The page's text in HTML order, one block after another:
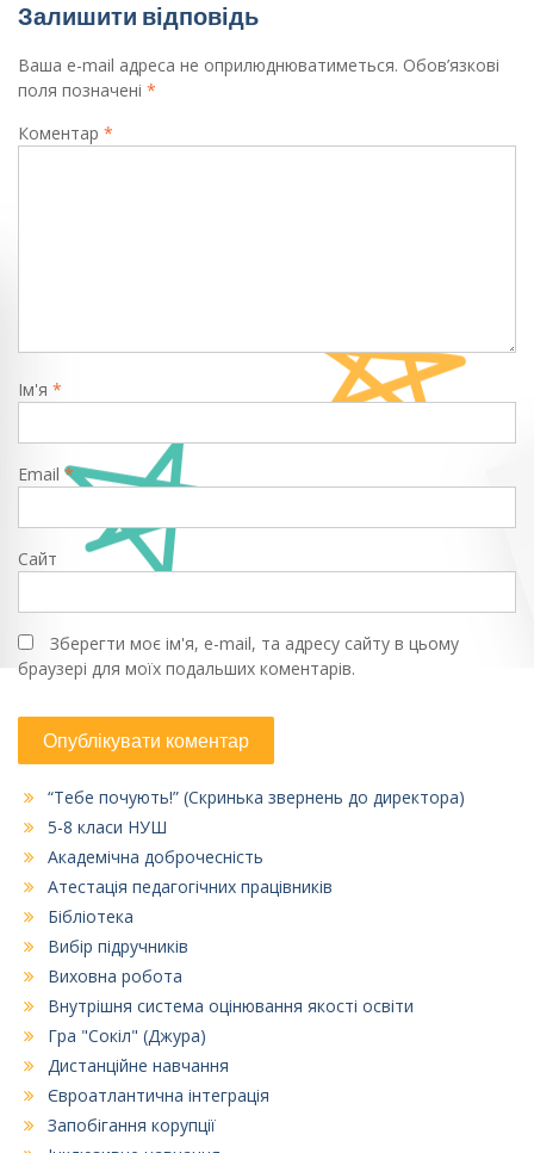
Залишити відповідь
Ваша e-mail адреса не оприлюднюватиметься. Обов’язкові
поля позначені *
Коментар *
Ім'я *
Email *
Сайт
Зберегти моє ім'я, e-mail, та адресу сайту в цьому
браузері для моїх подальших коментарів.
“Тебе почують!” (Скринька звернень до директора)
5-8 класи НУШ
Академічна доброчесність
Атестація педагогічних працівників
Бібліотека
Вибір підручників
Виховна робота
Внутрішня система оцінювання якості освіти
Гра "Сокіл" (Джура)
Дистанційне навчання
Євроатлантична інтеграція
Запобігання корупції